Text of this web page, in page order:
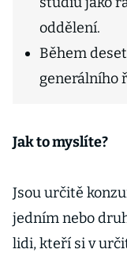
oddělení.
Během
generálního
Jak to myslíte?
Jsou určitě
jedním nebo
lidi, kteří si v